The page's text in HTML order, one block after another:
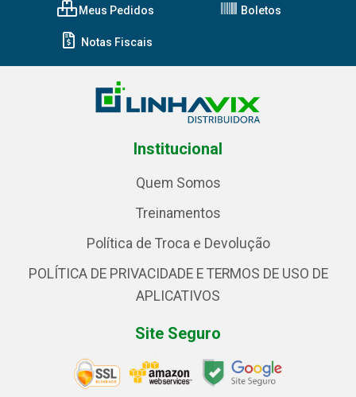
Meus Pedidos Boletos
Notas Fiscais
Institucional
Quem Somos
Treinamentos
Política de Troca e Devolução
POLÍTICA DE PRIVACIDADE E TERMOS DE USO DE
APLICATIVOS
Site Seguro